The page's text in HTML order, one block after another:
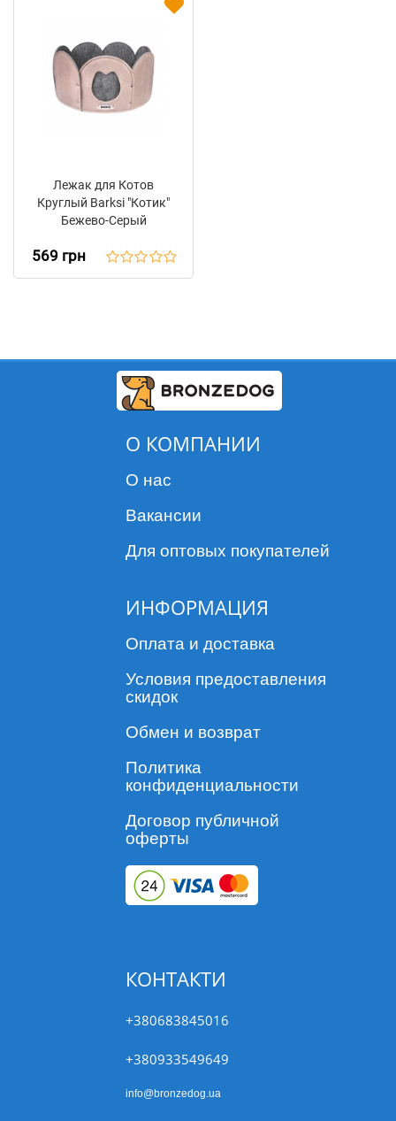
Лежак для Котов
Круглый Barksi "Котик"
Бежево-Серый
569 грн
О КОМПАНИИ
О нас
Вакансии
Для оптовых покупателей
ИНФОРМАЦИЯ
Оплата и доставка
Условия предоставления
скидок
Обмен и возврат
Политика
конфиденциальности
Договор публичной
оферты
КОНТАКТИ
+380683845016
+380933549649
info@bronzedog.ua